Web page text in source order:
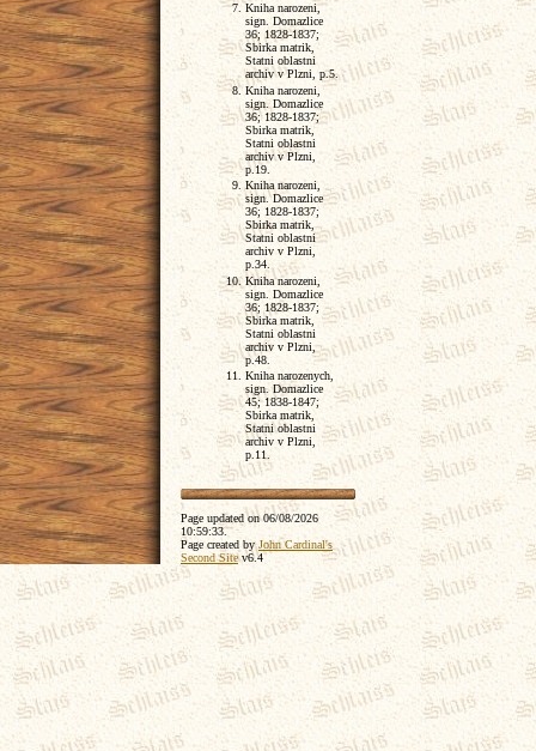
Kniha narozeni,
sign. Domazlice
36; 1828-1837;
Sbirka matrik,
Statni oblastni
archiv v Plzni, p.5.
Kniha narozeni,
sign. Domazlice
36; 1828-1837;
Sbirka matrik,
Statni oblastni
archiv v Plzni,
p.19.
Kniha narozeni,
sign. Domazlice
36; 1828-1837;
Sbirka matrik,
Statni oblastni
archiv v Plzni,
p.34.
Kniha narozeni,
sign. Domazlice
36; 1828-1837;
Sbirka matrik,
Statni oblastni
archiv v Plzni,
p.48.
Kniha narozenych,
sign. Domazlice
45; 1838-1847;
Sbirka matrik,
Statni oblastni
archiv v Plzni,
p.11.
Page updated on06/08/2026
10:59:33.
Page created byJohn Cardinal's
Second Sitev6.4